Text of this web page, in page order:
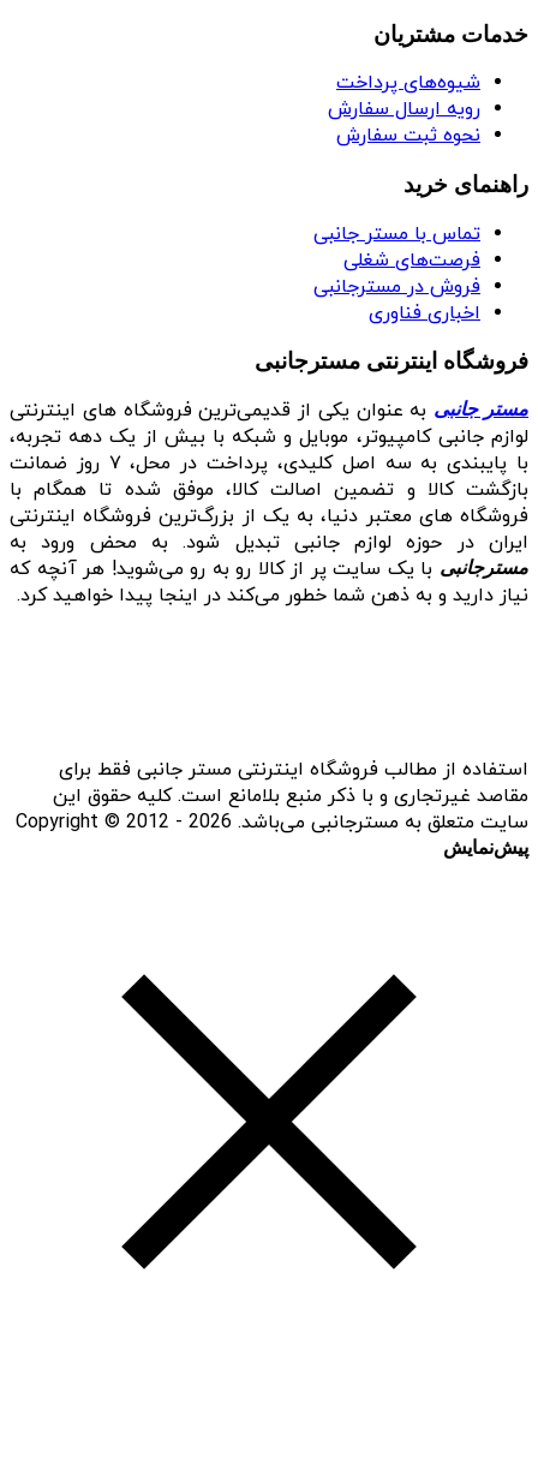
خدمات مشتریان
شیوه‌های پرداخت
رویه ارسال سفارش
نحوه ثبت سفارش
راهنمای خرید
تماس با مستر جانبی
فرصت‌های شغلی
فروش در مسترجانبی
اخباری فناوری
فروشگاه اینترنتی مسترجانبی
مستر جانبی به عنوان یکی از قدیمی‌ترین فروشگاه های اینترنتی
لوازم جانبی کامپیوتر، موبایل و شبکه با بیش از یک دهه تجربه،
با پایبندی به سه اصل کلیدی، پرداخت در محل، ۷ روز ضمانت
بازگشت کالا و تضمین اصالت کالا، موفق شده تا همگام با
فروشگاه‌ های معتبر دنیا، به یک از بزرگ‌ترین فروشگاه اینترنتی
ایران در حوزه لوازم جانبی تبدیل شود. به محض ورود به
مسترجانبی با یک سایت پر از کالا رو به رو می‌شوید! هر آنچه که
نیاز دارید و به ذهن شما خطور می‌کند در اینجا پیدا خواهید کرد.
استفاده از مطالب فروشگاه اینترنتی مستر جانبی فقط برای
مقاصد غیرتجاری و با ذکر منبع بلامانع است. کلیه حقوق این
سایت متعلق به مسترجانبی می‌باشد. Copyright © 2012 - 2026
پیش‌نمایش